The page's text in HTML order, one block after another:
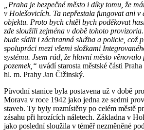
„Praha je bezpečné město i díky tomu, že
v Holešovicích. Ta nepřestala fungovat ani v
objektu. Proto bych chtěl bych poděkovat
zde sloužili zejména v době tohoto
bude sídlit i záchranná služba a policie, což
spolupráci mezi všemi složkami
systému. Jsem rád, že hlavní město
pozemek,“ uvádí starosta městské části
hl. m. Prahy Jan Čižinský.
Původní stanice byla postavena už v době
Morava v roce 1942 jako jedna ze sedmi
staveb. Ty byly rozmístěny po celém městě
zásahu při hrozících náletech. Základna v
jako poslední sloužila v téměř nezměněné